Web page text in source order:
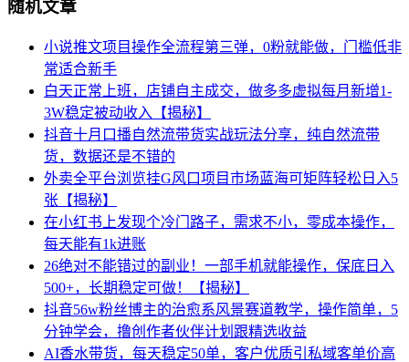
随机文章
小说推文项目操作全流程第三弹，0粉就能做，门槛低非
常适合新手
白天正常上班，店铺自主成交，做多多虚拟每月新增1-
3W稳定被动收入【揭秘】
抖音十月口播自然流带货实战玩法分享，纯自然流带
货，数据还是不错的
外卖全平台浏览挂G风口项目市场蓝海可矩阵轻松日入5
张【揭秘】
在小红书上发现个冷门路子，需求不小，零成本操作，
每天能有1k进账
26绝对不能错过的副业！一部手机就能操作，保底日入
500+，长期稳定可做！【揭秘】
抖音56w粉丝博主的治愈系风景赛道教学，操作简单，5
分钟学会，撸创作者伙伴计划跟精选收益
AI香水带货，每天稳定50单，客户优质引私域客单价高